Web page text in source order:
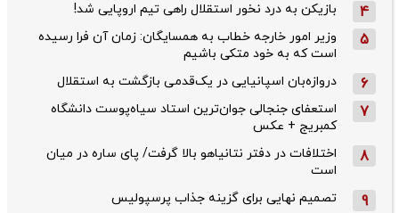
4 بازیکن به درد نخور استقلال راهی تیم اروپایی شد!
5
وزیر امور خارجه خطاب به همسایگان: زمان آن فرا رسیده
است که به خود متکی باشیم
6 دروازه‌بان اسپانیایی در یک‌قدمی بازگشت به استقلال
7
استعفای جنجالی جوان‌ترین استاد سیاه‌پوست دانشگاه
کمبریج + عکس
8
اختلافات در دفتر نتانیاهو بالا گرفت/ پای ساره در میان
است
9 تصمیم نهایی برای گزینه جذاب پرسپولیس